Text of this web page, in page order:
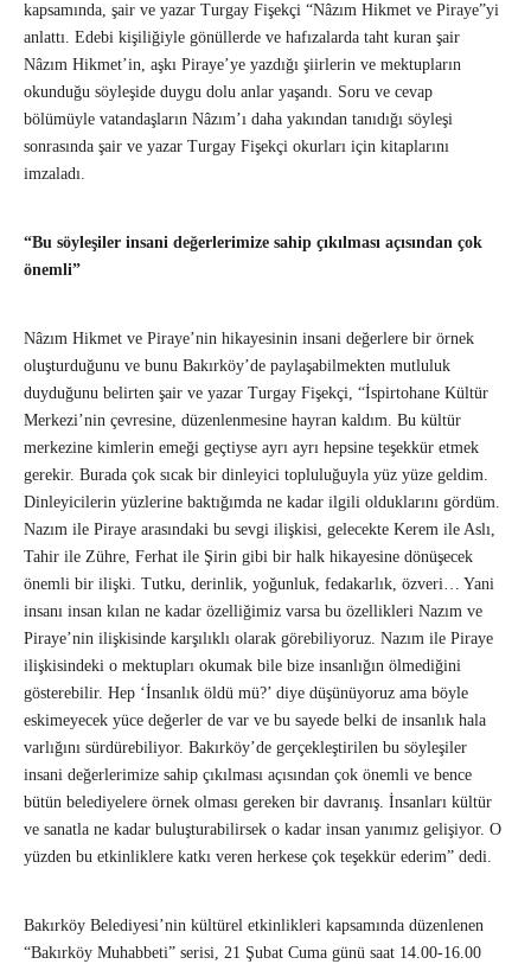
kapsamında, şair ve yazar Turgay Fişekçi “Nâzım Hikmet ve Piraye”yi
anlattı. Edebi kişiliğiyle gönüllerde ve hafızalarda taht kuran şair
Nâzım Hikmet’in, aşkı Piraye’ye yazdığı şiirlerin ve mektupların
okunduğu söyleşide duygu dolu anlar yaşandı. Soru ve cevap
bölümüyle vatandaşların Nâzım’ı daha yakından tanıdığı söyleşi
sonrasında şair ve yazar Turgay Fişekçi okurları için kitaplarını
imzaladı.
“Bu söyleşiler insani değerlerimize sahip çıkılması açısından çok
önemli”
Nâzım Hikmet ve Piraye’nin hikayesinin insani değerlere bir örnek
oluşturduğunu ve bunu Bakırköy’de paylaşabilmekten mutluluk
duyduğunu belirten şair ve yazar Turgay Fişekçi, “İspirtohane Kültür
Merkezi’nin çevresine, düzenlenmesine hayran kaldım. Bu kültür
merkezine kimlerin emeği geçtiyse ayrı ayrı hepsine teşekkür etmek
gerekir. Burada çok sıcak bir dinleyici topluluğuyla yüz yüze geldim.
Dinleyicilerin yüzlerine baktığımda ne kadar ilgili olduklarını gördüm.
Nazım ile Piraye arasındaki bu sevgi ilişkisi, gelecekte Kerem ile Aslı,
Tahir ile Zühre, Ferhat ile Şirin gibi bir halk hikayesine dönüşecek
önemli bir ilişki. Tutku, derinlik, yoğunluk, fedakarlık, özveri… Yani
insanı insan kılan ne kadar özelliğimiz varsa bu özellikleri Nazım ve
Piraye’nin ilişkisinde karşılıklı olarak görebiliyoruz. Nazım ile Piraye
ilişkisindeki o mektupları okumak bile bize insanlığın ölmediğini
gösterebilir. Hep ‘İnsanlık öldü mü?’ diye düşünüyoruz ama böyle
eskimeyecek yüce değerler de var ve bu sayede belki de insanlık hala
varlığını sürdürebiliyor. Bakırköy’de gerçekleştirilen bu söyleşiler
insani değerlerimize sahip çıkılması açısından çok önemli ve bence
bütün belediyelere örnek olması gereken bir davranış. İnsanları kültür
ve sanatla ne kadar buluşturabilirsek o kadar insan yanımız gelişiyor. O
yüzden bu etkinliklere katkı veren herkese çok teşekkür ederim” dedi.
Bakırköy Belediyesi’nin kültürel etkinlikleri kapsamında düzenlenen
“Bakırköy Muhabbeti” serisi, 21 Şubat Cuma günü saat 14.00-16.00